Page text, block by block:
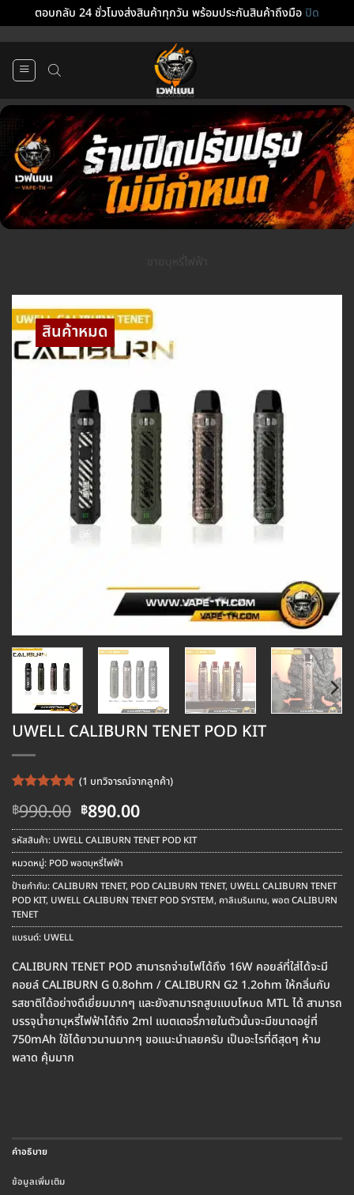
ตอบกลับ 24 ชั่วโมงส่งสินค้าทุกวัน พร้อมประกันสินค้าถึงมือปิด
UWELL CALIBURN TENET POD KIT
5จาก 5
บนการให้
คะแนน
ของลูกค้า
(1 บทวิจารณ์จากลูกค้า)
฿990.00 Original
price
was:
฿990.00.
฿890.00Current
price
is:
฿890.00.
รหัสสินค้า: UWELL CALIBURN TENET POD KIT
หมวดหมู่: POD พอตบุหรี่ไฟฟ้า
ป้ายกำกับ:CALIBURN TENET, POD CALIBURN TENET, UWELL CALIBURN TENET
POD KIT, UWELL CALIBURN TENET POD SYSTEM, คาลิเบรินเทน, พอต CALIBURN
TENET
แบรนด์: UWELL
CALIBURN TENET POD สามารถจ่ายไฟได้ถึง 16W คอยล์ที่ใส่ได้จะมี
คอยล์ CALIBURN G 0.8ohm / CALIBURN G2 1.2ohm ให้กลิ่นกับ
รสชาติได้อย่างดีเยี่ยมมากๆ และยังสามารถสูบแบบโหมด MTL ได้ สามารถ
บรรจุน้ำยาบุหรี่ไฟฟ้าได้ถึง 2ml แบตเตอรี่ภายในตัวนั้นจะมีขนาดอยู่ที่
750mAh ใช้ได้ยาวนานมากๆ ขอแนะนำเลยครับ เป็นอะไรที่ดีสุดๆ ห้าม
พลาด คุ้มมาก
คำอธิบาย
ข้อมูลเพิ่มเติม